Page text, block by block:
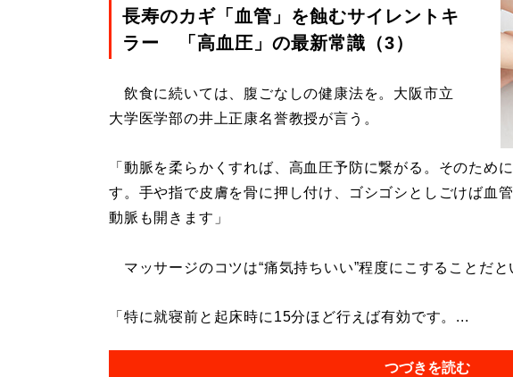
長寿のカギ「血管」を蝕むサイレントキ
ラー 「高血圧」の最新常識（3）
飲食に続いては、腹ごなしの健康法を。大阪市立
大学医学部の井上正康名誉教授が言う。
「動脈を柔らかくすれば、高血圧予防に繋がる。そのため
す。手や指で皮膚を骨に押し付け、ゴシゴシとしごけば血
動脈も開きます」
マッサージのコツは“痛気持ちいい”程度にこすることだと
「特に就寝前と起床時に15分ほど行えば有効です。...
つづきを読む